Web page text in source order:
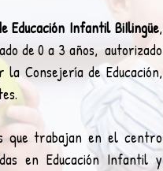
Educación Infantil BiIlingüe,
de 0 a 3 años, autorizado
la Consejería de Educación,
que trabajan en el centro
en Educación Infantil y